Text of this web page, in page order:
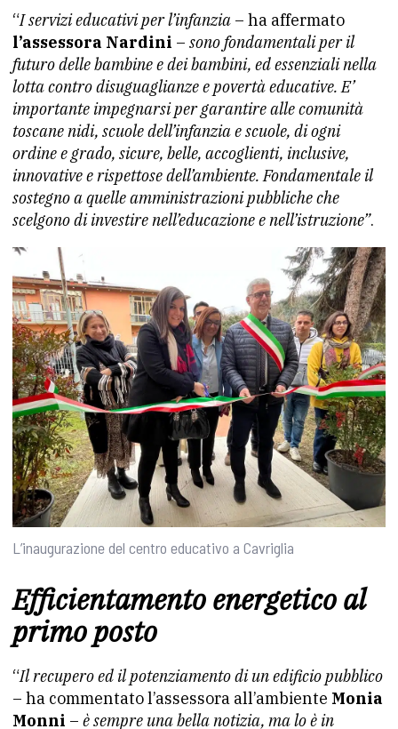
“I servizi educativi per l’infanzia – ha affermato
l’assessora Nardini – sono fondamentali per il
futuro delle bambine e dei bambini, ed essenziali nella
lotta contro disuguaglianze e povertà educative. E’
importante impegnarsiper garantire alle comunità
toscane nidi, scuole dell’infanzia e scuole, di ogni
ordine e grado, sicure, belle, accoglienti, inclusive,
innovative e rispettose dell’ambiente. Fondamentale il
sostegno a quelle amministrazioni pubbliche che
scelgono di investire nell’educazione e nell’istruzione”.
L’inaugurazione del centro educativo a Cavriglia
Efficientamento energetico al
primo posto
“Il recupero ed il potenziamento di un edificio pubblico
– ha commentato l’assessora all’ambiente Monia
Monni – è sempre una bella notizia, ma lo è in